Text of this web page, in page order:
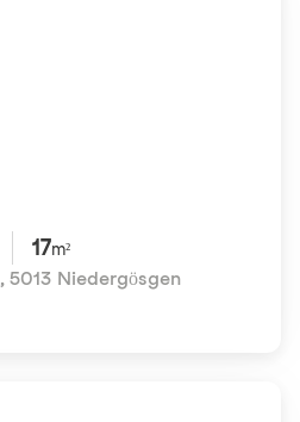
17m²
, 5013 Niedergösgen